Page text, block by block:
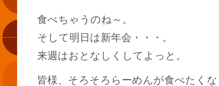
食べちゃうのね～。
そして明日は新年会・・・。
来週はおとなしくしてよっと。
皆様、そろそろらーめんが食べたく